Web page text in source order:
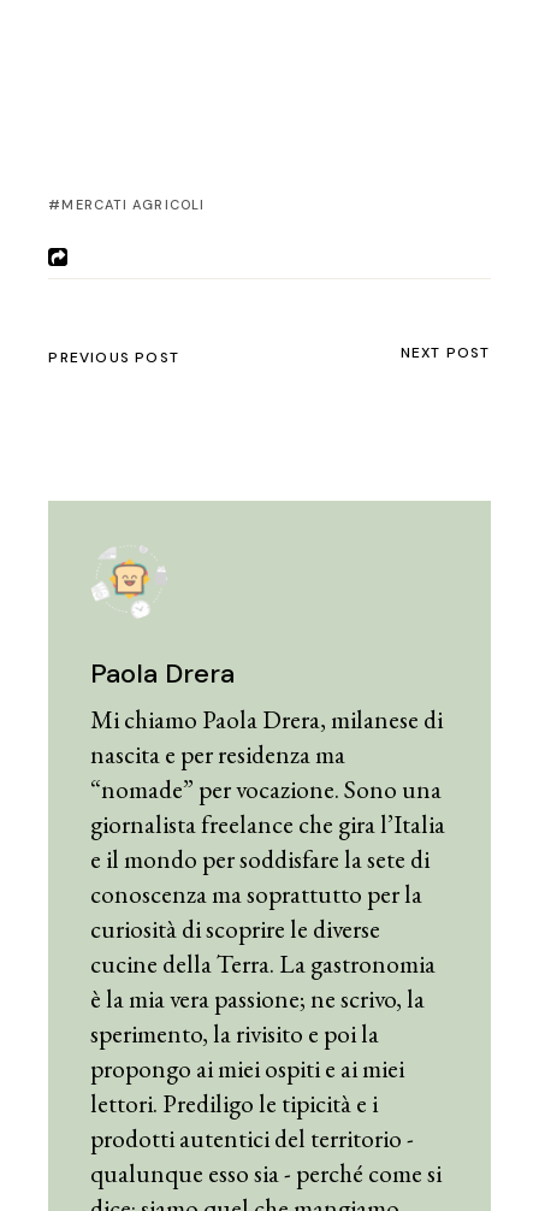
MERCATI AGRICOLI
PREVIOUS POST NEXT POST
Paola Drera
Mi chiamo Paola Drera, milanese di
nascita e per residenza ma
“nomade” per vocazione. Sono una
giornalista freelance che gira l’Italia
e il mondo per soddisfare la sete di
conoscenza ma soprattutto per la
curiosità di scoprire le diverse
cucine della Terra. La gastronomia
è la mia vera passione; ne scrivo, la
sperimento, la rivisito e poi la
propongo ai miei ospiti e ai miei
lettori. Prediligo le tipicità e i
prodotti autentici del territorio -
qualunque esso sia - perché come si